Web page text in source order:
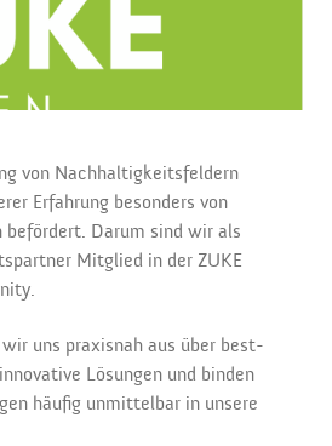
von Nachhaltigkeitsfeldern
Erfahrung besonders von
befördert. Darum sind wir als
Mitglied in der ZUKE
uns praxisnah aus über best-
Lösungen und binden
häufig unmittelbar in unsere